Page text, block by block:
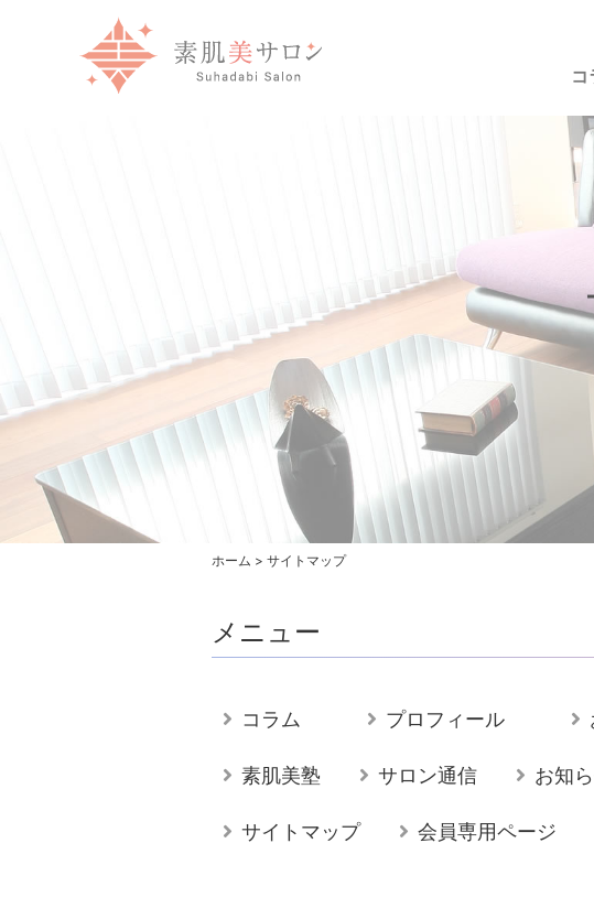
コ
ホーム > サイトマップ
メニュー
コラム プロフィール
素肌美塾 サロン通信 お知
サイトマップ 会員専用ページ